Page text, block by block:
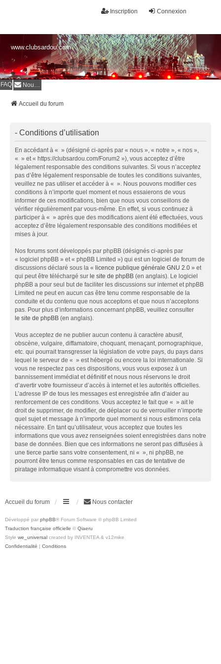
Connexion
Inscription
www.clubsardou.com
FAQ Nous contacter
Accueil du forum
- Conditions d’utilisation
En accédant à « » (désigné ci-après par « nous », « notre », « nos »,
« » et « https://clubsardou.com/Forum2 »), vous acceptez d’être
légalement responsable des conditions suivantes. Si vous n’acceptez
pas d’être légalement responsable de toutes les conditions suivantes,
veuillez ne pas utiliser et accéder à « ». Nous pouvons modifier ces
conditions à n’importe quel moment et nous essaierons de vous
informer de ces modifications, bien que nous vous conseillons de
vérifier régulièrement par vous-même. En effet, si vous continuez à
participer à « » après que des modifications aient été effectuées, vous
acceptez d’être légalement responsable des conditions modifiées et
mises à jour.
Nos forums sont développés par phpBB (désignés ci-après par
« logiciel phpBB » et « phpBB Limited ») qui est un logiciel de forum de
discussions déclaré sous la « licence publique générale GNU 2.0 » et
qui peut être téléchargé sur le site de phpBB (en anglais). Le logiciel
phpBB a pour seul but de faciliter les discussions sur internet et phpBB
Limited ne peut en aucun cas être tenu comme responsable de la
conduite et du contenu que nous acceptons et que nous n’acceptons
pas. Pour plus d’informations concernant phpBB, veuillez consulter
le site de phpBB (en anglais).
Vous acceptez de ne publier aucun contenu à caractère abusif,
obscène, vulgaire, diffamatoire, choquant, menaçant, pornographique,
etc. qui pourrait transgresser la législation de votre pays, du pays dans
lequel le serveur de « » est hébergé ou encore la loi internationale. Si
vous ne respectez pas ces dispositions, vous vous exposez à un
bannissement immédiat et définitif et nous nous réservons le droit
d’avertir votre fournisseur d’accès à internet et les autorités officielles.
L’adresse IP de tous les messages est enregistrée afin d’aider au
renforcement de ces conditions. Vous acceptez le fait que « » ait le
droit de supprimer, de modifier, de déplacer ou de verrouiller n’importe
quel sujet et message à n’importe quel moment si nous estimons cela
nécessaire. En tant qu’utilisateur, vous acceptez que toutes les
informations que vous avez renseignées soient enregistrées dans notre
base de données. Bien que ces informations ne seront pas diffusées à
une tierce partie sans votre consentement, ni « », ni phpBB, ne
pourront être tenus comme responsables en cas de tentative de
piratage informatique visant à compromettre vos données.
Accueil du forum Nous contacter
Développé par phpBB® Forum Software © phpBB Limited
Traduction française officielle © Qiaeru
Style we_universal created by INVENTEA & v12mike
Confidentialité | Conditions